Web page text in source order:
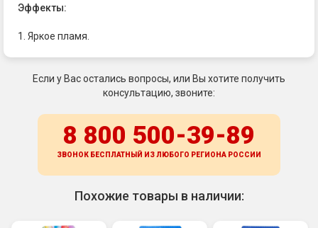
Эффекты:
1. Яркое пламя.
Если у Вас остались вопросы, или Вы хотите получить
консультацию, звоните:
8 800 500-39-89
ЗВОНОК БЕСПЛАТНЫЙ ИЗ ЛЮБОГО РЕГИОНА РОССИИ
Похожие товары в наличии: